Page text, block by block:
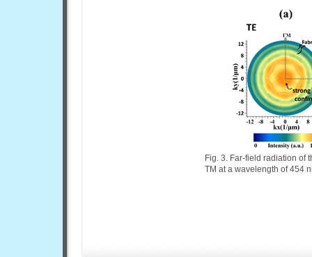
Fig. 3. Far-field radiation of
TM at a wavelength of 454